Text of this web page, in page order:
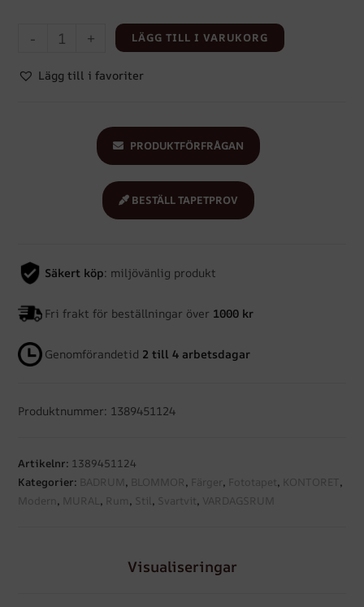
- + LÄGG TILL I VARUKORG
Lägg till i favoriter
BESTÄLL TAPETPROV
PRODUKTFÖRFRÅGAN
Säkert köp: miljövänlig produkt
Fri frakt för beställningar över 1000 kr
Genomförandetid 2 till 4 arbetsdagar
Produktnummer: 1389451124
Artikelnr: 1389451124
Kategorier: BADRUM, BLOMMOR, Färger, Fototapet, KONTORET,
Modern , MURAL, Rum, Stil, Svartvit, VARDAGSRUM
Visualiseringar